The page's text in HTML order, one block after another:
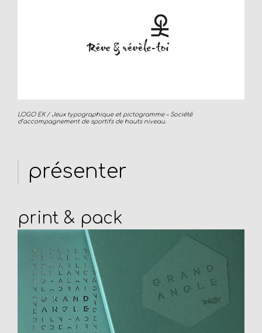
LOGO EK / Jeux typographique et pictogramme – Société
d’accompagnement de sportifs de hauts niveau.
présenter
print & pack